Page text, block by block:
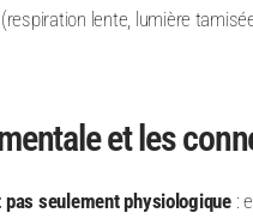
(respiration lente, lumière
et les
pas seulement physiologique: